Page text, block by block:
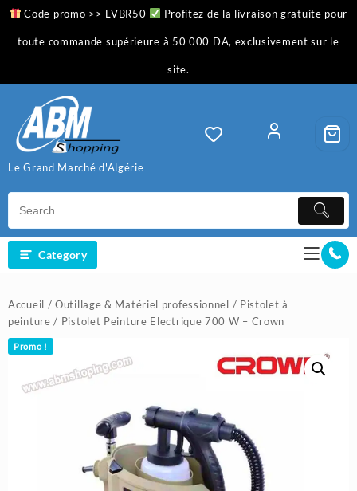
Skip
content
Code promo >> LVBR50 Profitez de la livraison gratuite pour
toute commande supérieure à 50 000 DA, exclusivement sur le
site.
Le Grand Marché d'Algérie
Category
Accueil /Outillage & Matériel professionnel / Pistolet à
peinture / Pistolet Peinture Electrique 700 W – Crown
Promo !